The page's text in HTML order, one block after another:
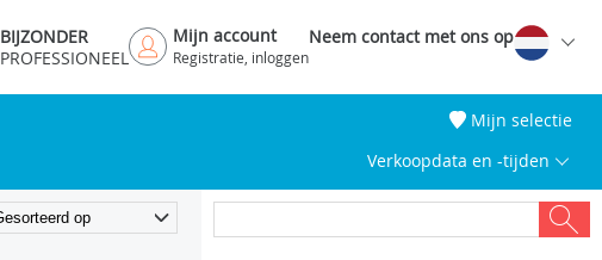
BIJZONDER
PROFESSIONEEL
Mijn account
Registratie, inloggen
Neem contact met ons op
Mijn selectie
Verkoopdata en -tijden